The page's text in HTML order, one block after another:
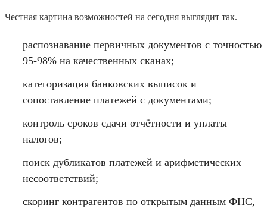
Честная картина возможностей на сегодня выглядит так.
распознавание первичных документов с точностью
95-98% на качественных сканах;
категоризация банковских выписок и
сопоставление платежей с документами;
контроль сроков сдачи отчётности и уплаты
налогов;
поиск дубликатов платежей и арифметических
несоответствий;
скоринг контрагентов по открытым данным ФНС,